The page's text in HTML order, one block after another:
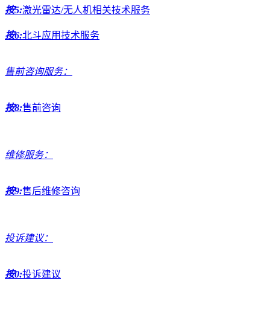
按5:激光雷达/无人机相关技术服务
按6:北斗应用技术服务
售前咨询服务：
按8:售前咨询
维修服务：
按9:售后维修咨询
投诉建议：
按0:投诉建议